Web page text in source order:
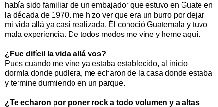
había sido familiar de un embajador que estuvo en Guate en
la década de 1970, me hizo ver que era un burro por dejar
mi vida allá ya casi realizada. Él conoció Guatemala y tuvo
mala experiencia. De todos modos me vine y heme aquí.
¿Fue difícil la vida allá vos?
Pues cuando me vine ya estaba establecido, al inicio
dormía donde pudiera, me echaron de la casa donde estaba
y termine durmiendo en un parque.
¿Te echaron por poner rock a todo volumen y a altas